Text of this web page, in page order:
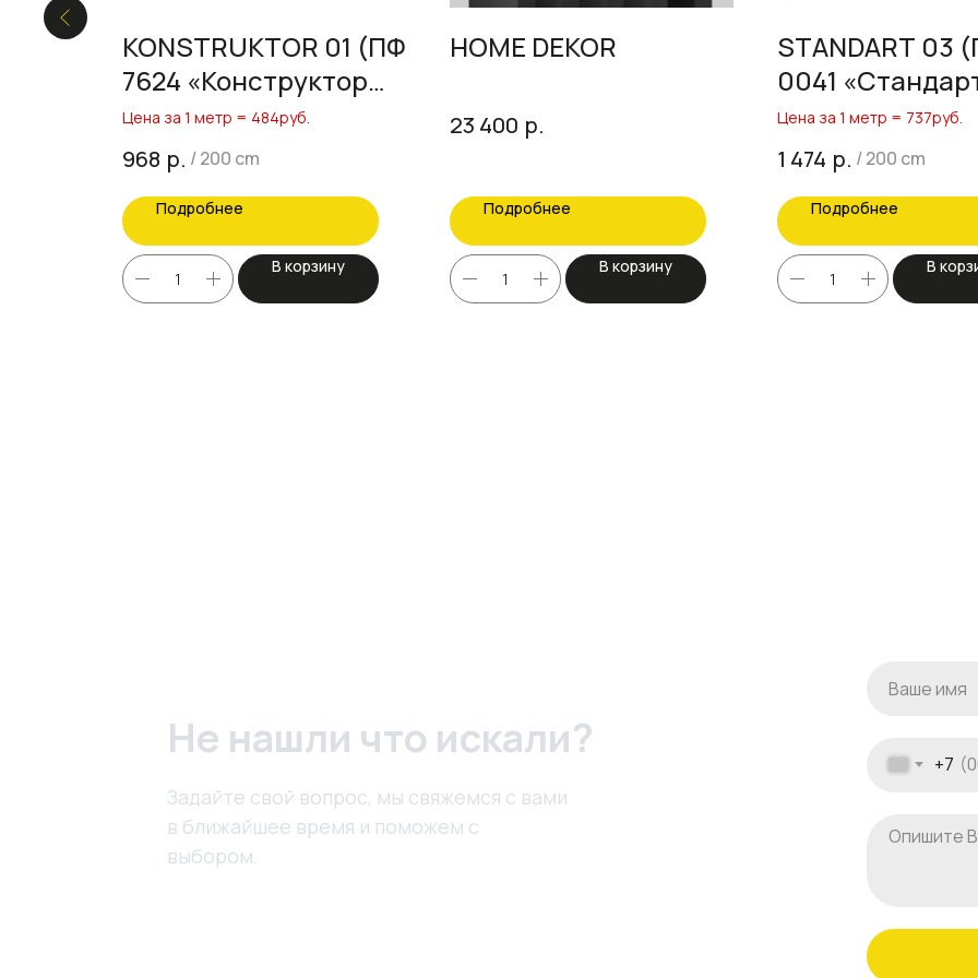
KONSTRUKTOR 01 (ПФ
7624 «Конструктор
Lite»)
Цена за 1 метр = 484руб.
968 р. /200 cm
Подробнее
В корзину
HOME DEKOR
23 400 р.
Подробнее
В корзину
STANDART 03
0041
полкой»)
Цена за 1 метр = 737руб.
1 474 р. /200 cm
Подробнее
В
Не нашли что искали?
Задайте свой вопрос, мы свяжемся с вами
в ближайшее время и поможем с
выбором.
+7